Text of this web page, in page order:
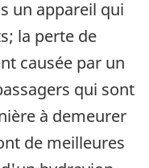
un appareil qui
la perte de
causée par un
qui sont
à demeurer
de meilleures